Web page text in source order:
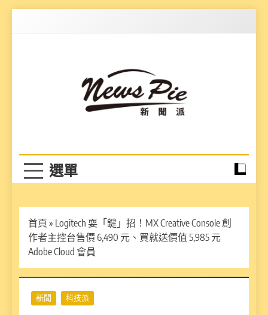
首頁 » Logitech 耍「鍵」招！MX Creative Console 創
作者主控台售價 6,490 元、買就送價值 5,985 元
Adobe Cloud 會員
新聞 科技派